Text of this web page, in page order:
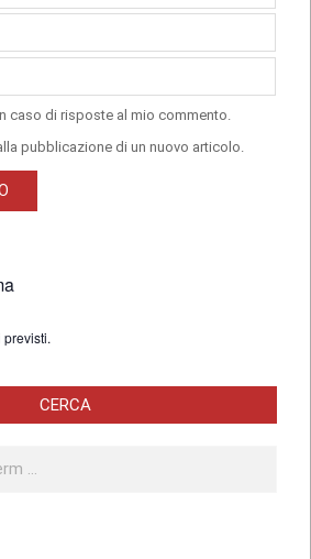
caso di risposte al mio commento.
pubblicazione di un nuovo articolo.
previsti.
CERCA